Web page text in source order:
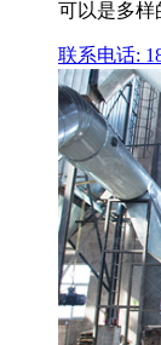
可以是多样
联系电话: